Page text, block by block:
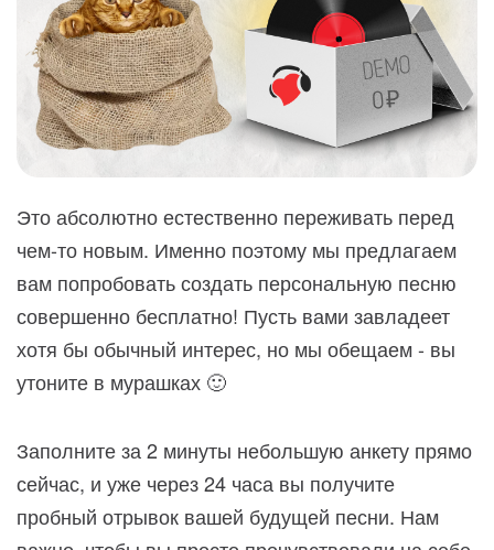
Это абсолютно естественно переживать перед
чем-то новым. Именно поэтому мы предлагаем
вам попробовать создать персональную песню
совершенно бесплатно! Пусть вами завладеет
хотя бы обычный интерес, но мы обещаем - вы
утоните в мурашках 🙂
Заполните за 2 минуты небольшую анкету прямо
сейчас, и уже через 24 часа вы получите
пробный отрывок вашей будущей песни. Нам